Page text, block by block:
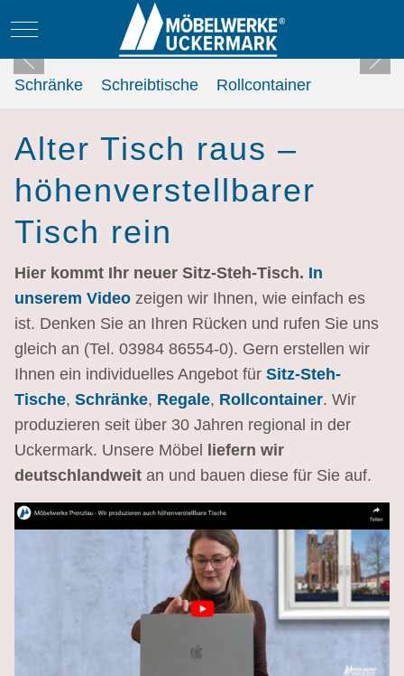
Mobile Menu Toggle
Schränke Schreibtische Rollcontainer
Alter Tisch raus –
höhenverstellbarer
Tisch rein
Hier kommt Ihr neuer Sitz-Steh-Tisch. In
unserem Video zeigen wir Ihnen, wie einfach es
ist. Denken Sie an Ihren Rücken und rufen Sie uns
gleich an (Tel. 03984 86554-0). Gern erstellen wir
Ihnen ein individuelles Angebot fürSitz-Steh-
Tische,Schränke, Regale, Rollcontainer. Wir
produzieren seit über 30 Jahren regional in der
Uckermark. Unsere Möbel
liefern wir
deutschlandweit an und bauen diese für Sie auf.